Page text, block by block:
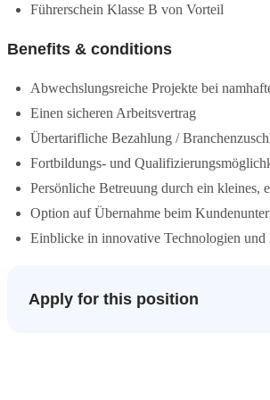
Führerschein Klasse B von Vorteil
Benefits & conditions
Abwechslungsreiche Projekte bei
Einen sicheren Arbeitsvertrag
Übertarifliche Bezahlung /
Fortbildungs- und
Persönliche Betreuung durch ein kleines,
Option auf Übernahme beim
Einblicke in innovative Technologien
Apply for this position